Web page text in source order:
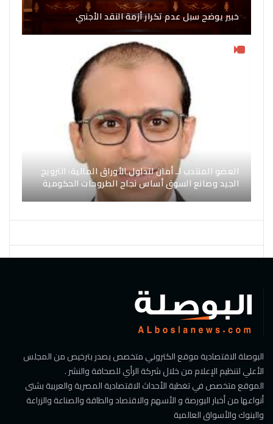
خبير يوضح سبل عدم تكرار أزمة النقد الأجنبي
العضو المنتدب لـ أمان لتداول الأوراق المالية: الترويج
الجيد وصانع السوق أساس نجاح الطروحات الحكومية
البوصلة الاقتصادية موقع الكتروني متخصص يصدر بترخيص من المجلس
الأعلي لتنظيم الإعلام من خلال شركة الرأي للصحافة والنشر .
الموقع متخصص في تغطية الأحداث الاقتصادية المصرية والعربية بشتى
أنواعها من أخبار البورصة و الأسهم والاقتصاد والطاقة والصناعة والزراعة
والبنوك والأسواق العالمية